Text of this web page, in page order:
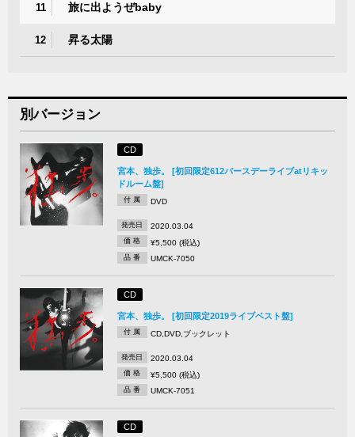
11 旅に出ようぜbaby
12 昇る太陽
別バージョン
CD
宮本、独歩。 [初回限定612バースデーライブatリキッ
ドルーム盤]
付 属 DVD
発売日 2020.03.04
価 格 ¥5,500 (税込)
品 番 UMCK-7050
CD
宮本、独歩。 [初回限定2019ライブベスト盤]
付 属 CD,DVD,ブックレット
発売日 2020.03.04
価 格 ¥5,500 (税込)
品 番 UMCK-7051
CD